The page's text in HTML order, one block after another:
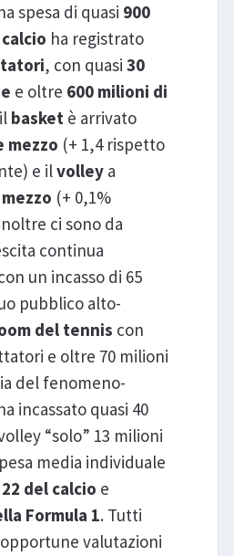
spesa di quasi 900
ha registrato
, con quasi 30
e oltre 600 milioni di
basketè arrivato
mezzo (+ 1,4 rispetto
e ilvolleya
(+ 0,1%
ci sono da
continua
un incasso di 65
pubblico alto-
del tennis con
e oltre 70 milioni
del fenomeno-
incassato quasi 40
“solo” 13 milioni
media individuale
22 del calcio e
Formula 1. Tutti
valutazioni